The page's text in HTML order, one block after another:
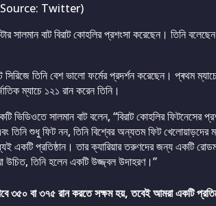
Twitter)
সালমান বাট বিরাট কোহলির প্রশংসা করেছেন। তিনি
সিরিজে তিনি বেশ ভালো ফর্মের প্রদর্শন করেছেন। প্ৰথম
ম্যাচে ১২১ রান করেন তিনি।
ভিডিওতে সালমান বাট বলেন, “বিরাট কোহলির ফিটনেসের
তিনি শুধু ফিট নন, তিনি বিশ্বের অন্যতম ফিট
একটি প্রতিষ্ঠান। তার ক্যারিয়ার তরুণদের জন্য একটি
উচিত, তিনি হলেন একটি উজ্জ্বল উদাহরণ।”
৩৫০ বা ৩৭৫ রান করতে সক্ষম হয়, তবেই আমরা একটি